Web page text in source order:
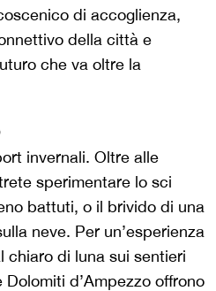
di accoglienza,
della città e
che va oltre la
invernali. Oltre alle
sperimentare lo sci
battuti, o il brivido di una
neve. Per un’esperienza
chiaro di luna sui sentieri
d’Ampezzo offrono